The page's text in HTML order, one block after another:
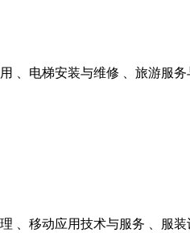
、电梯安装与维修 、旅游服
、移动应用技术与服务 、服